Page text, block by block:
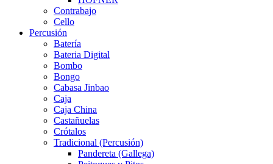
Contrabajo
Cello
Percusión
Batería
Bateria Digital
Bombo
Bongo
Cabasa Jinbao
Caja
Caja China
Castañuelas
Crótalos
Tradicional (Percusión)
Pandereta (Gallega)